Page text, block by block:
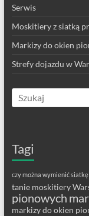
Serwis
Moskitiery z siatką
Markizy do okien
Strefy dojazdu w
Tagi
czy można wymienić
tanie moskitiery
pionowych
markizy do okien